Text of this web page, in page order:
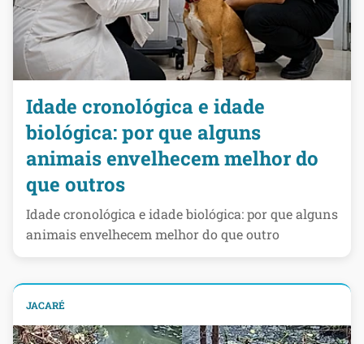
Idade cronológica e idade
biológica: por que alguns
animais envelhecem melhor do
que outros
Idade cronológica e idade biológica: por que alguns
animais envelhecem melhor do que outro
JACARÉ